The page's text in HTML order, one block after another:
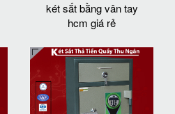
két sắt bằng vân tay
hcm giá rẻ